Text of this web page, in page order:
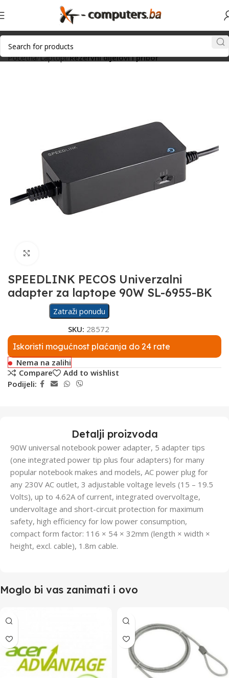
Početna Laptopi Rezervni dijelovi i pribor
SPEEDLINK PECOS Univerzalni
adapter za laptope 90W SL-6955-BK
Zatraži ponudu
SKU: 28572
Iskoristi mogućnost plaćanja do 24 rate
Nema na zalihi
Compare
Add to wishlist
Podijeli:
Detalji proizvoda
90W universal notebook power adapter, 5 adapter tips
(one integrated power tip plus four adapters) for many
popular notebook makes and models, AC power plug for
any 230V AC outlet, 3 adjustable voltage levels (15 – 19.5
Volts), up to 4.62A of current, integrated overvoltage,
undervoltage and short-circuit protection for maximum
safety, high efficiency for low power consumption,
compact form factor: 116 × 54 × 32mm (length × width ×
height, excl. cable), 1.8m cable.
Moglo bi vas zanimati i ovo